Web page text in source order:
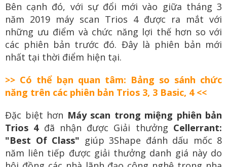
Bên cạnh đó, với sự đổi mới vào giữa tháng 3
năm 2019 máy scan Trios 4 được ra mắt với
những ưu điểm và chức năng lợi thế hơn so với
các phiên bản trước đó. Đây là phiên bản mới
nhất tại thời điểm hiện tại.
>> Có thể bạn quan tâm: Bảng so sánh chức
năng trên các phiên bản Trios 3, 3 Basic, 4 <<
Đặc biệt hơn Máy scan trong miệng phiên bản
Trios 4đã nhận được Giải thưởng Cellerrant:
"Best Of Class" giúp 3Shape đánh dấu mốc 8
năm liên tiếp được giải thưởng danh giá này do